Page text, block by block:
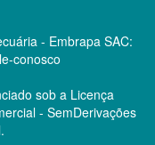
- Embrapa SAC:
conosco
sob a Licença
- SemDerivações